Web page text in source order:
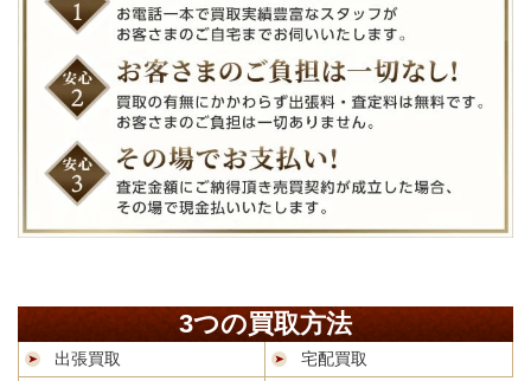
3つの買取方法
出張買取
宅配買取